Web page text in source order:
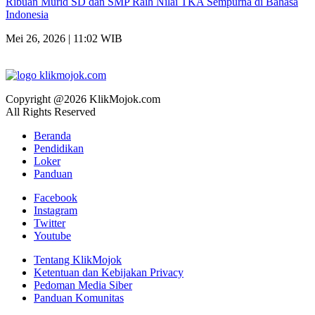
Indonesia
Mei 26, 2026 | 11:02 WIB
Copyright @2026 KlikMojok.com
All Rights Reserved
Beranda
Pendidikan
Loker
Panduan
Facebook
Instagram
Twitter
Youtube
Tentang KlikMojok
Ketentuan dan Kebijakan Privacy
Pedoman Media Siber
Panduan Komunitas